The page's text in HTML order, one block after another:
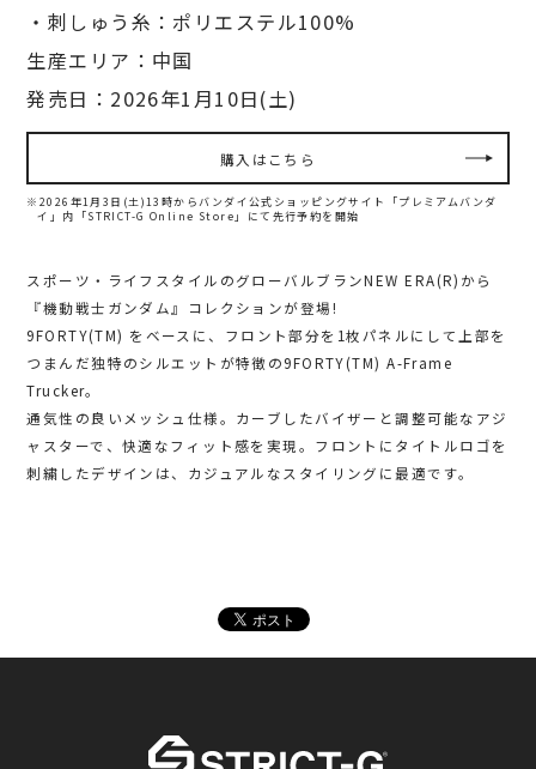
・刺しゅう糸：ポリエステル100%
生産エリア：中国
発売日：2026年1月10日(土)
購入はこちら
※2026年1月3日(土)13時からバンダイ公式ショッピングサイト「プレミアムバンダ
イ」内
「STRICT-G Online Store」にて先行予約を開始
スポーツ・ライフスタイルのグローバルブランNEW ERA(R)から
『機動戦士ガンダム』コレクションが登場!
9FORTY(TM) をベースに、フロント部分を1枚パネルにして上部を
つまんだ独特のシルエットが特徴の9FORTY(TM) A-Frame
Trucker。
通気性の良いメッシュ仕様。カーブしたバイザーと調整可能なアジ
ャスターで、快適なフィット感を実現。フロントにタイトルロゴを
刺繍したデザインは、カジュアルなスタイリングに最適です。